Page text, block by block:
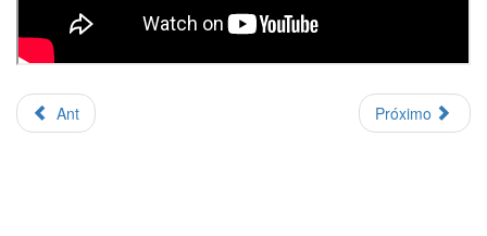
Ant Próximo